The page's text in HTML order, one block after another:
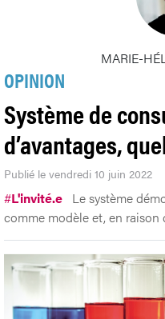
MARIE-
OPINION
Système de
d’avantages,
Publié le vendredi 10 juin 2022
#L'invité.e Le système
comme modèle et, en raison